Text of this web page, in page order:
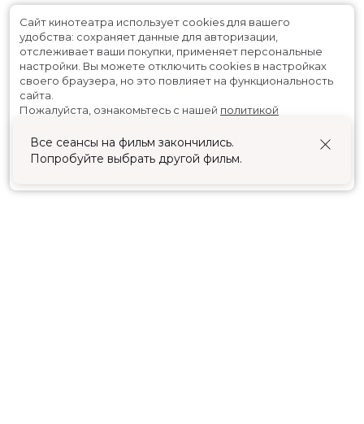
Все сеансы на фильм закончились.
Попробуйте выбрать другой фильм.
Сайт кинотеатра использует cookies для вашего
удобства: сохраняет данные для авторизации,
отслеживает ваши покупки, применяет персональные
настройки. Вы можете отключить cookies в настройках
своего браузера, но это повлияет на функциональность
сайта.
Пожалуйста, ознакомьтесь с нашей политикой
Принять